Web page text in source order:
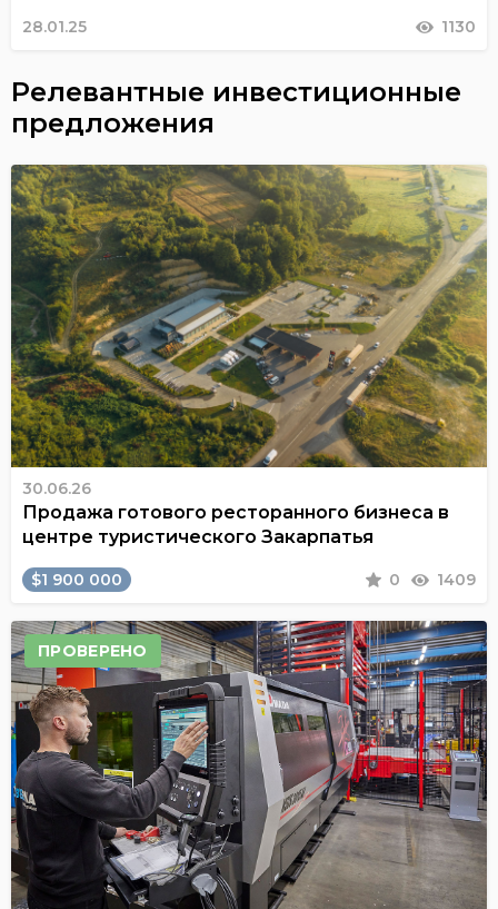
28.01.25 1130
Релевантные инвестиционные
предложения
30.06.26
Продажа готового ресторанного бизнеса в
центре туристического Закарпатья
$1 900 000 0 1409
ПРОВЕРЕНО